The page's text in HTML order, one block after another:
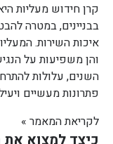
קרן חידוש מעליות
בבניינים, במטרה
איכות השירות.
והן משפיעות על
השנים, עלולות
פתרונות מעשיים
לקריאת המאמר »